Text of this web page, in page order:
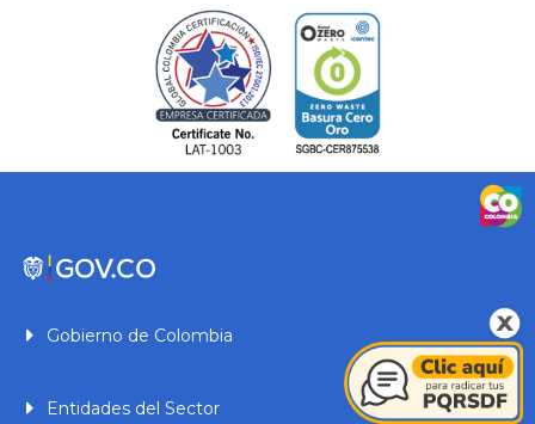
Gobierno de Colombia
Entidades del Sector